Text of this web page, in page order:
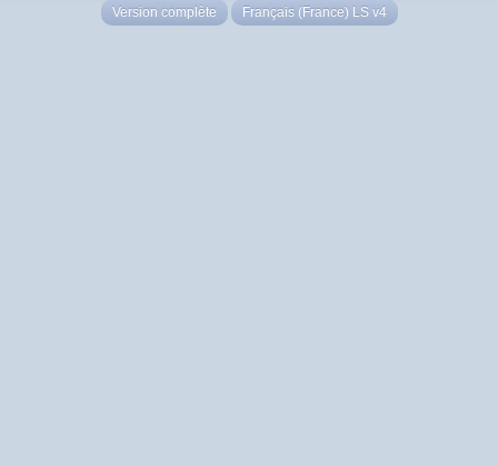
Version complète Français (France) LS v4